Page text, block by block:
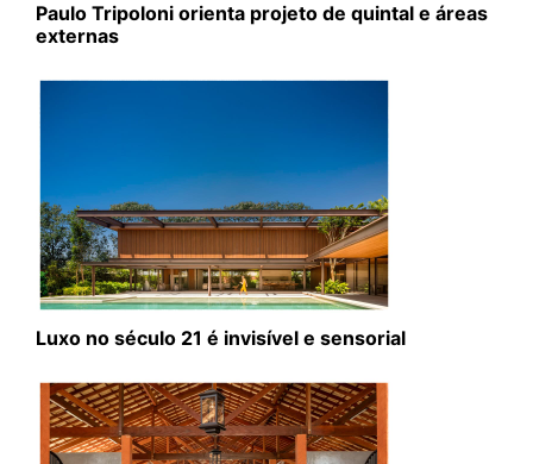
Paulo Tripoloni orienta projeto de quintal e áreas
externas
Luxo no século 21 é invisível e sensorial